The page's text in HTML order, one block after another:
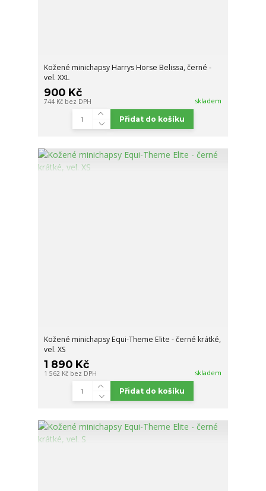
Kožené minichapsy Harrys Horse Belissa, černé -
vel. XXL
900 Kč
744 Kč bez DPH skladem
Přidat do košíku
Kožené minichapsy Equi-Theme Elite - černé krátké,
vel. XS
1 890 Kč
1 562 Kč bez DPH skladem
Přidat do košíku